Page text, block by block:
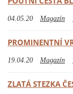
04.05.20 Magazín
PROMINENTNÍ
19.04.20 Magazín
ZLATÁ STEZKA